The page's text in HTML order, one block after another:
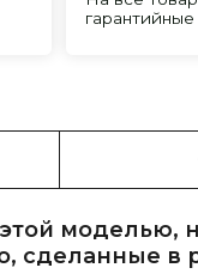
моделью,
сделанные в